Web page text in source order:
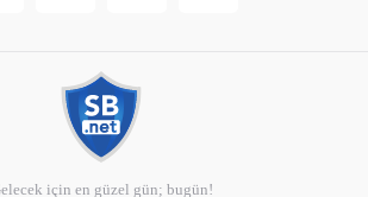
için en güzel gün; bugün!